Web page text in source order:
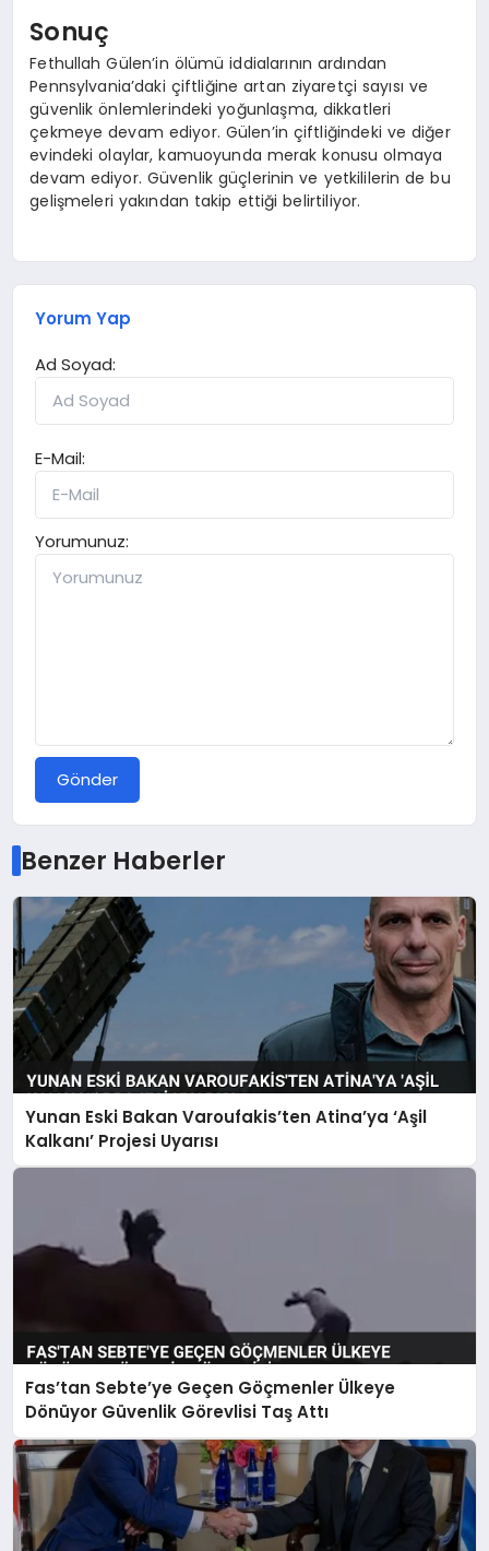
Sonuç
Fethullah Gülen’in ölümü iddialarının ardından
Pennsylvania’daki çiftliğine artan ziyaretçi sayısı ve
güvenlik önlemlerindeki yoğunlaşma, dikkatleri
çekmeye devam ediyor. Gülen’in çiftliğindeki ve diğer
evindeki olaylar, kamuoyunda merak konusu olmaya
devam ediyor. Güvenlik güçlerinin ve yetkililerin de bu
gelişmeleri yakından takip ettiği belirtiliyor.
Yorum Yap
Ad Soyad:
E-Mail:
Yorumunuz:
Gönder
Benzer Haberler
Yunan Eski Bakan Varoufakis’ten Atina’ya ‘Aşil
Kalkanı’ Projesi Uyarısı
Fas’tan Sebte’ye Geçen Göçmenler Ülkeye
Dönüyor Güvenlik Görevlisi Taş Attı